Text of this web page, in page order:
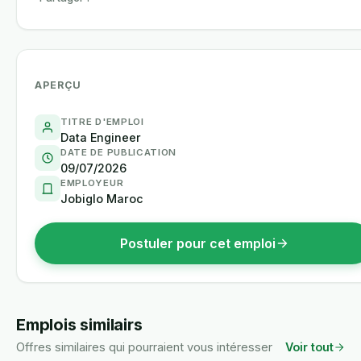
APERÇU
TITRE D'EMPLOI
Data Engineer
DATE DE PUBLICATION
09/07/2026
EMPLOYEUR
Jobiglo Maroc
Postuler pour cet emploi
Emplois similairs
Offres similaires qui pourraient vous intéresser Voir tout